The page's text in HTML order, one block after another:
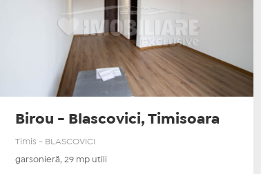
Birou - Blascovici, Timisoara
Timis - BLASCOVICI
garsonieră, 29 mp utili